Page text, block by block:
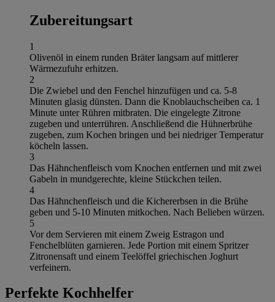
Zubereitungsart
1
Olivenöl in einem runden Bräter langsam auf mittlerer
Wärmezufuhr erhitzen.
2
Die Zwiebel und den Fenchel hinzufügen und ca. 5-8
Minuten glasig dünsten. Dann die Knoblauchscheiben ca. 1
Minute unter Rühren mitbraten. Die eingelegte Zitrone
zugeben und unterrühren. Anschließend die Hühnerbrühe
zugeben, zum Kochen bringen und bei niedriger Temperatur
köcheln lassen.
3
Das Hähnchenfleisch vom Knochen entfernen und mit zwei
Gabeln in mundgerechte, kleine Stückchen teilen.
4
Das Hähnchenfleisch und die Kichererbsen in die Brühe
geben und 5-10 Minuten mitkochen. Nach Belieben würzen.
5
Vor dem Servieren mit einem Zweig Estragon und
Fenchelblüten garnieren. Jede Portion mit einem Spritzer
Zitronensaft und einem Teelöffel griechischen Joghurt
verfeinern.
Perfekte Kochhelfer